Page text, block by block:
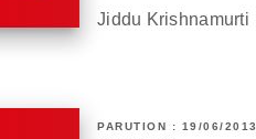
Jiddu Krishnamurti
PARUTION : 19/06/2013